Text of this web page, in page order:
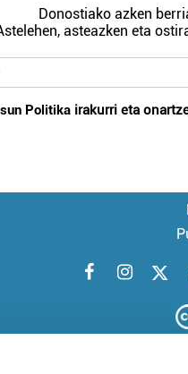
Donostiako azken
asteazken eta
Politika irakurri eta